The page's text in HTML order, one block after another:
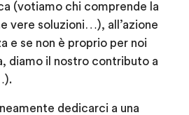
(votiamo chi comprende la
vere soluzioni…), all’azione
e se non è proprio per noi
diamo il nostro contributo a
dedicarci a una